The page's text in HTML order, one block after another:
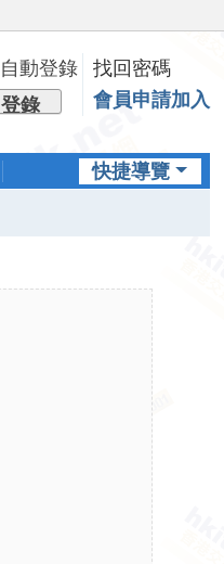
自動登錄
找回密碼
登錄
會員申請加入
快捷導覽